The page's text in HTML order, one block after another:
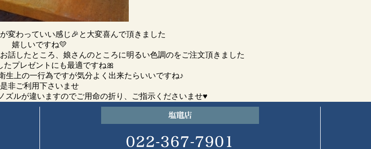
変わっていい感じ🎉と大変喜んで頂きました
嬉しいですね💛
話したところ、娘さんのところに明るい色調のをご注文頂きました
たプレゼントにも最適ですね🎀
生上の一行為ですが気分よく出来たらいいですね♪
是非ご利用下さいませ
ズルが違いますのでご用命の折り、ご指示くださいませ♥